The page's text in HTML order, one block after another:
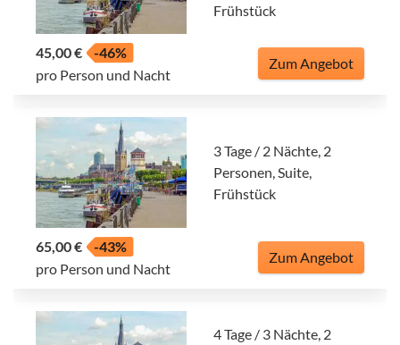
Frühstück
45,00 €
-46%
pro Person und Nacht
Zum Angebot
3 Tage / 2 Nächte, 2
Personen, Suite,
Frühstück
65,00 €
-43%
pro Person und Nacht
Zum Angebot
4 Tage / 3 Nächte, 2